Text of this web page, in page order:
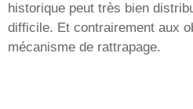
historique peut très bien
difficile. Et contrairement aux
mécanisme de rattrapage.